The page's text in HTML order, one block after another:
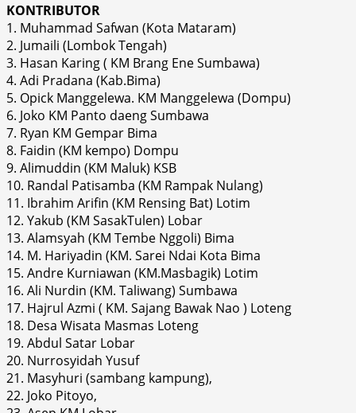
KONTRIBUTOR
1. Muhammad Safwan (Kota Mataram)
2. Jumaili (Lombok Tengah)
3. Hasan Karing ( KM Brang Ene Sumbawa)
4. Adi Pradana (Kab.Bima)
5. Opick Manggelewa. KM Manggelewa (Dompu)
6. Joko KM Panto daeng Sumbawa
7. Ryan KM Gempar Bima
8. Faidin (KM kempo) Dompu
9. Alimuddin (KM Maluk) KSB
10. Randal Patisamba (KM Rampak Nulang)
11. Ibrahim Arifin (KM Rensing Bat) Lotim
12. Yakub (KM SasakTulen) Lobar
13. Alamsyah (KM Tembe Nggoli) Bima
14. M. Hariyadin (KM. Sarei Ndai Kota Bima
15. Andre Kurniawan (KM.Masbagik) Lotim
16. Ali Nurdin (KM. Taliwang) Sumbawa
17. Hajrul Azmi ( KM. Sajang Bawak Nao ) Loteng
18. Desa Wisata Masmas Loteng
19. Abdul Satar Lobar
20. Nurrosyidah Yusuf
21. Masyhuri (sambang kampung),
22. Joko Pitoyo,